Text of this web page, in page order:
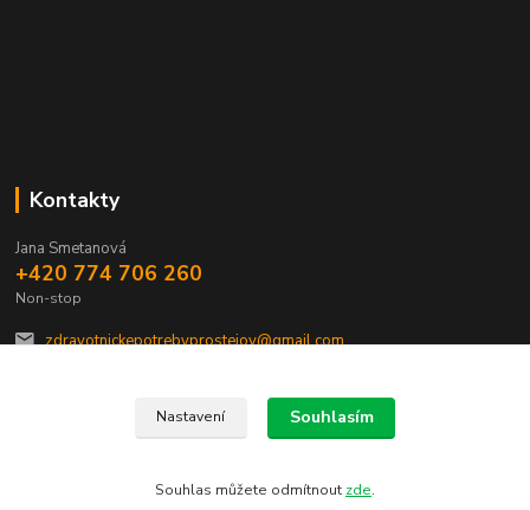
Kontakty
Jana Smetanová
+420 774 706 260
Non-stop
zdravotnickepotrebyprostejov@gmail.com
Nastavení Souhlasím
Souhlas můžete odmítnout zde.